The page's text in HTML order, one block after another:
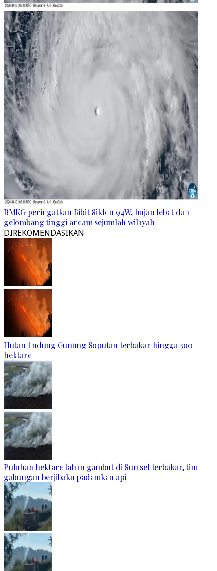
BMKG peringatkan Bibit Siklon 94W, hujan lebat dan
gelombang tinggi ancam sejumlah wilayah
DIREKOMENDASIKAN
Hutan lindung Gunung Soputan terbakar hingga 300
hektare
Puluhan hektare lahan gambut di Sumsel terbakar, tim
gabungan berjibaku padamkan api